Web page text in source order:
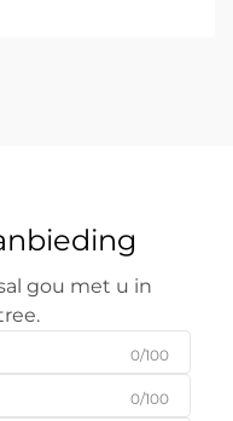
van die regte
gou met u in
0/100
0/100